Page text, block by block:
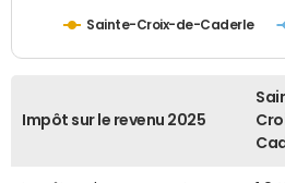
Sainte-Croix-de-Caderle
Impôt sur le revenu 2025